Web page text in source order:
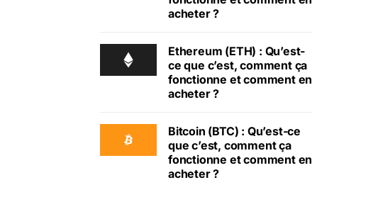
acheter ?
Ethereum (ETH) : Qu’est-
ce que c’est, comment ça
fonctionne et comment en
acheter ?
Bitcoin (BTC) : Qu’est-ce
que c’est, comment ça
fonctionne et comment en
acheter ?